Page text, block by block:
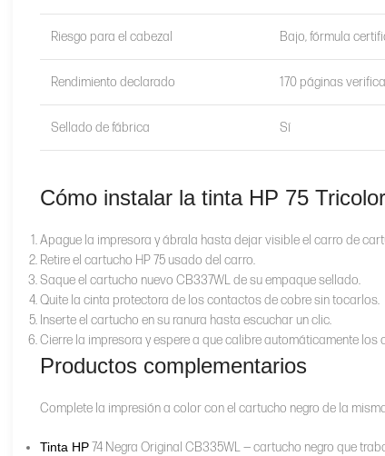
Riesgo para el cabezal Bajo, fórmula
Rendimiento declarado 170 páginas
Sellado de fábrica Sí
Cómo instalar la tinta HP 75 Tricolor
Apague la impresora y ábrala hasta dejar visible el carro de
Retire el cartucho HP 75 usado del carro.
Saque el cartucho nuevo CB337WL de su empaque sellado.
Quite la cinta protectora de los contactos de cobre sin tocarlos.
Inserte el cartucho en su ranura hasta escuchar un clic.
Cierre la impresora y espere a que calibre automáticamente los
Productos complementarios
Complete la impresión a color con el cartucho negro de la
Tinta HP74 Negra Original CB335WL — cartucho negro que